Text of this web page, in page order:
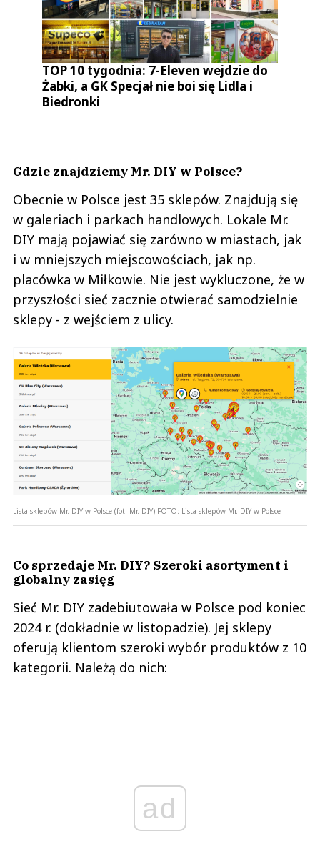
TOP 10 tygodnia: 7-Eleven wejdzie do
Żabki, a GK Specjał nie boi się Lidla i
Biedronki
Gdzie znajdziemy Mr. DIY w Polsce?
Obecnie w Polsce jest 35 sklepów. Znajdują się
w galeriach i parkach handlowych. Lokale Mr.
DIY mają pojawiać się zarówno w miastach, jak
i w mniejszych miejscowościach, jak np.
placówka w Miłkowie. Nie jest wykluczone, że w
przyszłości sieć zacznie otwierać samodzielnie
sklepy - z wejściem z ulicy.
Lista sklepów Mr. DIY w Polsce (fot. Mr. DIY) FOTO: Lista sklepów Mr. DIY w Polsce
Co sprzedaje Mr. DIY? Szeroki asortyment i
globalny zasięg
Sieć Mr. DIY zadebiutowała w Polsce pod koniec
2024 r. (dokładnie w listopadzie). Jej sklepy
oferują klientom szeroki wybór produktów z 10
kategorii. Należą do nich:
ad